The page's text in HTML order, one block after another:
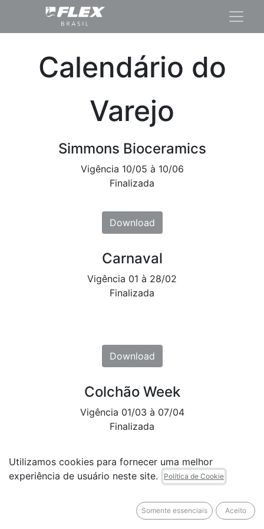
Calendário do
Varejo
Simmons Bioceramics
Vigência 10/05 à 10/06
Finalizada
Downl​​o​​ad
Carnaval
Vigência 01 à 28/02
Finalizada
​​Downl​​oad
Colchão Week
Vigência 01/03 à 07/04
Finalizada
Utilizamos cookies para fornecer uma melhor
experiência de usuário neste site.
Política de Cookie
Somente essenciais Aceito